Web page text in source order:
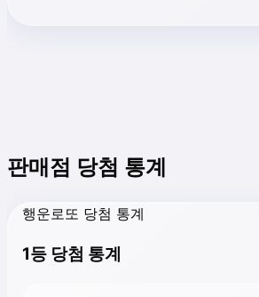
판매점 당첨 통계
행운로또 당첨 통계
1등 당첨 통계